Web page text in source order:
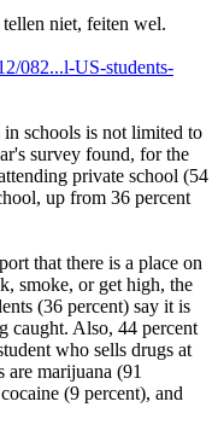
niet, feiten wel.
082...l-US-students-
schools is not limited to
survey found, for the
private school (54
up from 36 percent
that there is a place on
smoke, or get high, the
(36 percent) say it is
caught. Also, 44 percent
who sells drugs at
are marijuana (91
(9 percent), and